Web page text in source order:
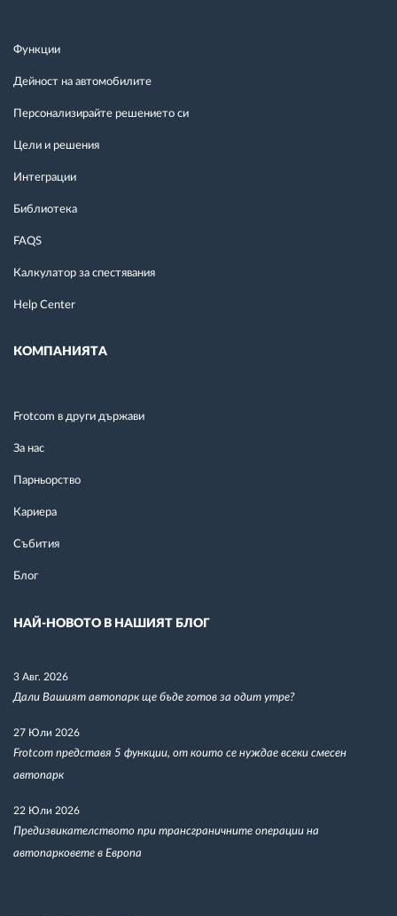
Функции
Дейност на автомобилите
Персонализирайте решението си
Цели и решения
Интеграции
Библиотека
FAQS
Калкулатор за спестявания
Help Center
КОМПАНИЯТА
Frotcom в други държави
За нас
Парньорство
Кариера
Събития
Блог
НАЙ-НОВОТО В НАШИЯТ БЛОГ
3 Авг. 2026
Дали Вашият автопарк ще бъде готов за одит утре?
27 Юли 2026
Frotcom представя 5 функции, от които се нуждае всеки смесен
автопарк
22 Юли 2026
Предизвикателството при трансграничните операции на
автопарковете в Европа